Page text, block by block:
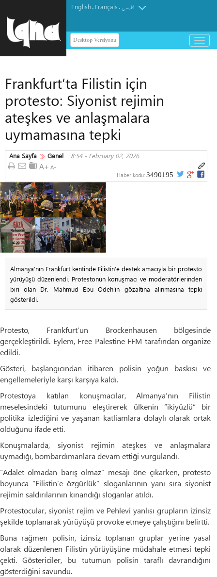
English. Français.فارسی
Desktop Versiyonu
باز
و
Frankfurt’ta Filistin için
protesto: Siyonist rejimin
ateşkes ve anlaşmalara
uymamasına tepki
Ana Sayfa Genel 8:54 - February 02, 2026
Haber kodu: 3490195
Almanya’nın Frankfurt kentinde Filistin’e destek amacıyla bir protesto
yürüyüşü düzenlendi. Protestonun konuşmacı ve moderatörlerinden
biri olan Dr. Mahmud Ebu Odeh'in gözaltına alınmasına tepki
gösterildi.
Protesto, Frankfurt’un Brockenhausen bölgesinde
gerçekleştirildi. Eylem, Free Palestine FFM tarafından organize
edildi.
Gösteri, başlangıcından itibaren polisin yoğun baskısı ve
engellemeleriyle karşı karşıya kaldı.
Protestoya katılan konuşmacılar, Almanya’nın Filistin
meselesindeki tutumunu eleştirerek ülkenin “ikiyüzlü” bir
politika izlediğini ve yaşanan katliamlara dolaylı olarak ortak
olduğunu ifade etti.
Konuşmalarda, siyonist rejimin ateşkes ve anlaşmalara
uymadığı, bombardımanlara devam ettiği vurgulandı.
“Adalet olmadan barış olmaz” mesajı öne çıkarken, protesto
boyunca “Filistin’e özgürlük” sloganlarının yanı sıra siyonist
rejimin saldırılarının kınandığı sloganlar atıldı.
Protestocular, siyonist rejim ve Pehlevi yanlısı grupların izinsiz
şekilde toplanarak yürüyüşü provoke etmeye çalıştığını belirtti.
Buna rağmen polisin, izinsiz toplanan gruplar yerine yasal
olarak düzenlenen Filistin yürüyüşüne müdahale etmesi tepki
çekti. Göstericiler, bu tutumun polisin taraflı davrandığını
gösterdiğini savundu.